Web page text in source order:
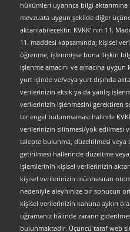
hükümleri uyarınca bilgi
mevzuata uygun şekilde diğer
aktarılabilecektir. KVKK’ nın 11.
11. maddesi kapsamında; kişisel
öğrenme, işlenmişse buna ilişkin
işlenme amacını ve amacına uygun
yurt içinde ve/veya yurt dışında
verilerinizin eksik ya da yanlış
verilerinizin işlenmesini gerektiren
bir engel bulunmaması halinde
verilerinizin silinmesi/yok edilmesi
talepte bulunma, düzeltilmesi
getirilmesi hallerinde düzeltme
işlemlerinin kişisel verilerinizin
kişisel verilerinizin münhasıran
nedeniyle aleyhinize bir sonucun
kişisel verilerinizin kanuna aykırı
uğramanız hâlinde zararın
bulunmaktadır. Üçüncü taraf web